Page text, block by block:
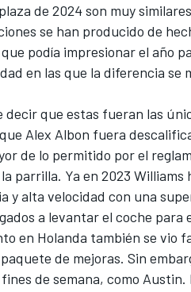
de 2024 son muy
se han producido de
podía impresionar el año
en las que la diferencia se
decir que estas fueran las
Alex Albon fuera
de lo permitido por el
parrilla. Ya en 2023
y alta velocidad con una
a levantar el coche para
en Holanda también se vio
de mejoras. Sin
de semana, como